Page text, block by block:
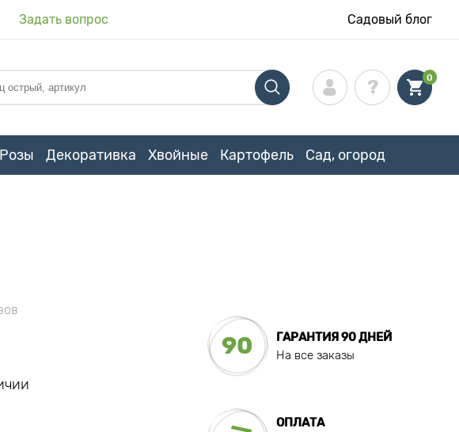
Задать вопрос Садовый блог
0
Розы Декоративка Хвойные Картофель Сад, огород
90
ГАРАНТИЯ 90 ДНЕЙ
На все заказы
ОПЛАТА